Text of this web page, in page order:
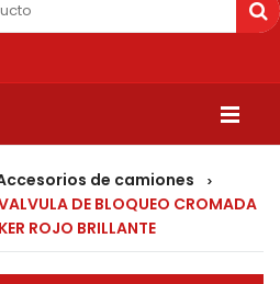
de camiones >
DE BLOQUEO CROMADA
ROJO BRILLANTE